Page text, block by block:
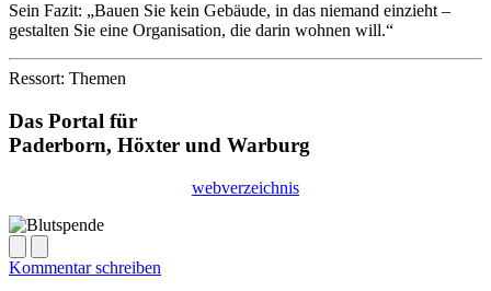
Sein Fazit: „Bauen Sie kein Gebäude, in das niemand einzieht –
gestalten Sie eine Organisation, die darin wohnen will.“
Ressort: Themen
Das Portal für
Paderborn, Höxter und Warburg
webverzeichnis
Kommentar schreiben